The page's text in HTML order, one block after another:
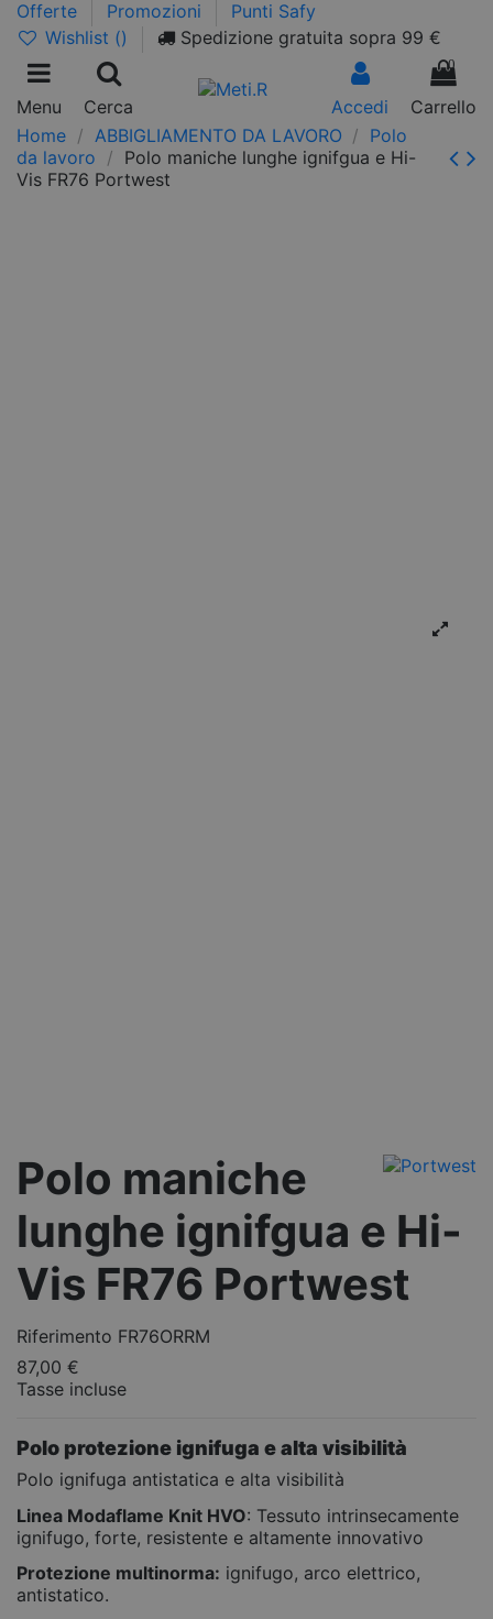
Offerte Promozioni
Punti Safy
Wishlist () Spedizione gratuita sopra 99 €
Menu Cerca Accedi
0
Carrello
Home
ABBIGLIAMENTO DA LAVORO
Polo
da lavoro
Polo maniche lunghe ignifgua e Hi-
Vis FR76 Portwest
Polo maniche
lunghe ignifgua e Hi-
Vis FR76 Portwest
Riferimento FR76ORRM
87,00 €
Tasse incluse
Polo protezione ignifuga e alta visibilità
Polo ignifuga antistatica e alta visibilità
Linea Modaflame Knit HVO: Tessuto intrinsecamente
ignifugo, forte, resistente e altamente innovativo
Protezione multinorma: ignifugo, arco elettrico,
antistatico.